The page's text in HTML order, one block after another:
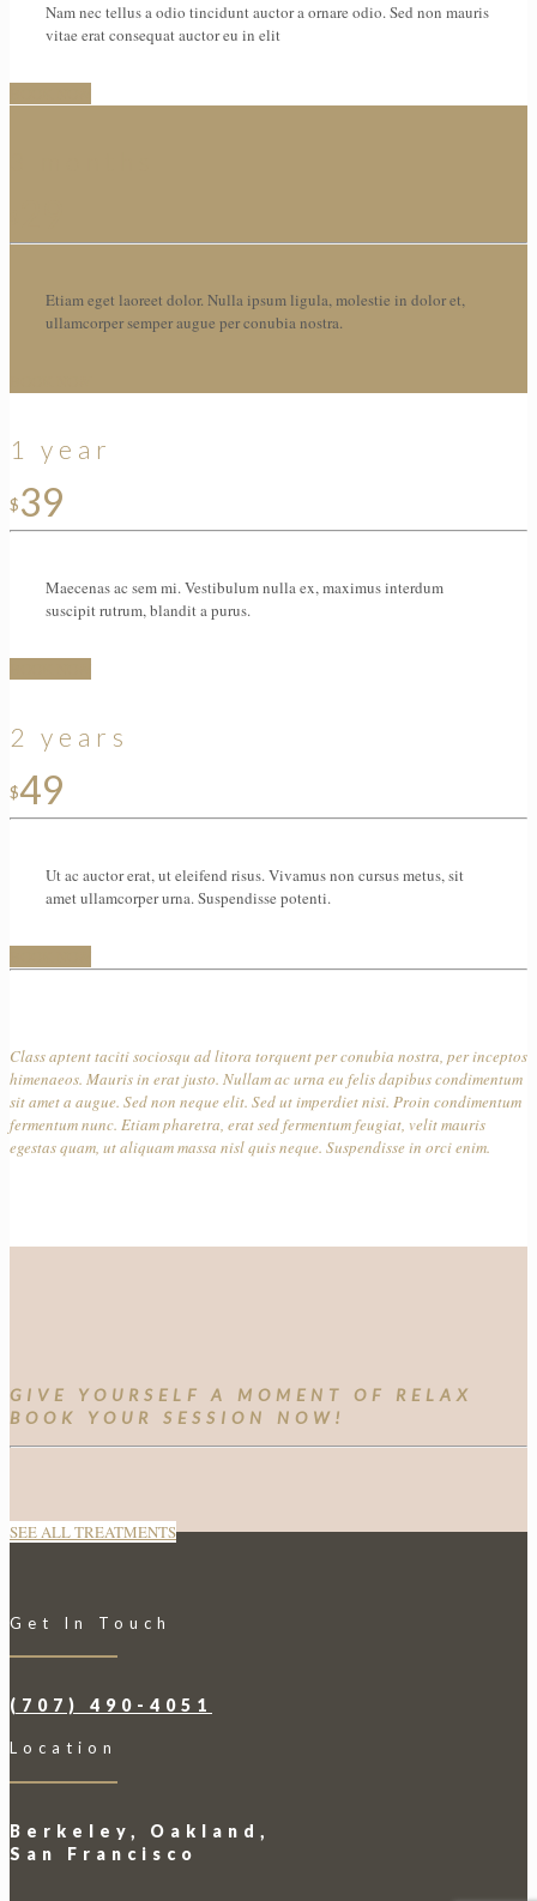
Nam nec tellus a odio tincidunt auctor a ornare odio. Sed non mauris
vitae erat consequat auctor eu in elit
Etiam eget laoreet dolor. Nulla ipsum ligula, molestie in dolor et,
ullamcorper semper augue per conubia nostra.
1 year
$39
Maecenas ac sem mi. Vestibulum nulla ex, maximus interdum
suscipit rutrum, blandit a purus.
2 years
$49
Ut ac auctor erat, ut eleifend risus. Vivamus non cursus metus, sit
amet ullamcorper urna. Suspendisse potenti.
Class aptent taciti sociosqu ad litora torquent per conubia nostra, per inceptos
himenaeos. Mauris in erat justo. Nullam ac urna eu felis dapibus condimentum
sit amet a augue. Sed non neque elit. Sed ut imperdiet nisi. Proin condimentum
fermentum nunc. Etiam pharetra, erat sed fermentum feugiat, velit mauris
egestas quam, ut aliquam massa nisl quis neque. Suspendisse in orci enim.
GIVE YOURSELF A MOMENT OF RELAX
BOOK YOUR SESSION NOW!
SEE ALL TREATMENTS
Get In Touch
(707) 490-4051
Location
Berkeley, Oakland,
San Francisco